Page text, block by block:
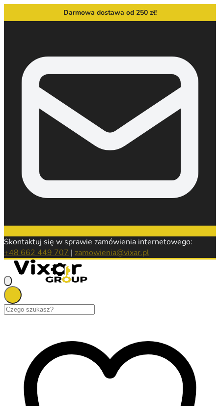
Darmowa dostawa od 250 zł!
Skontaktuj się w sprawie zamówienia internetowego:
+48 662 449 707 | zamowienia@vixar.pl